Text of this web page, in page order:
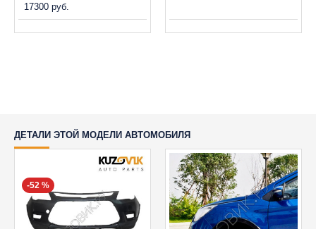
17300 руб.
ДЕТАЛИ ЭТОЙ МОДЕЛИ АВТОМОБИЛЯ
-52 %